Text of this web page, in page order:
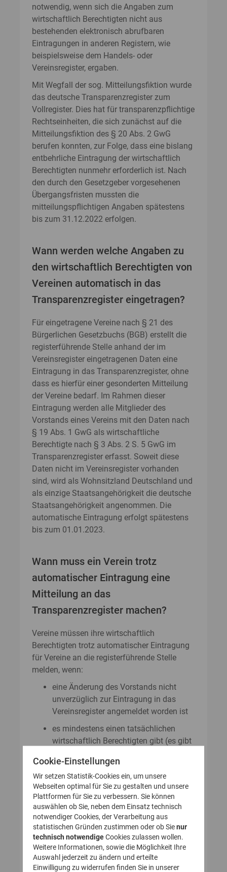
notwendig, wenn sich die Angaben zum
wirtschaftlich Berechtigten nicht aus
bestehenden elektronisch abrufbaren
Eintragungen in anderen Registern, wie
beispielsweise dem Handels- oder
Vereinsregister, ergaben.
Mit Wegfall der sog. Mitteilungsfiktion wurde
das deutsche Transparenzregister zum
Vollregister. Dies hat für transparenzpflichtige
Rechtseinheiten, die sich zunächst auf die
Mitteilungsfiktion des § 20 Abs. 2 GwG
berufen konnten, zur Folge, dass eine bislang
entbehrliche Eintragung der wirtschaftlich
Berechtigten nunmehr erforderlich ist. Nach
den durch den Gesetzgeber vorgesehenen
Übergangsfristen mussten die
mitteilungspflichtigen Angaben spätestens
bis zum 31.12.2022 erfolgen.
Wann werden welche Angaben zu
den wirtschaftlich Berechtigten von
Vereinen automatisch in das
Transparenzregister eingetragen?
Für eingetragene Vereine nach § 21 des
Bürgerlichen Gesetzbuchs (BGB) erstellt die
registerführende Stelle anhand der im
Vereinsregister eingetragenen Daten eine
Eintragung in das Transparenzregister, ohne
dass es hierfür einer gesonderten Mitteilung
der Vereine bedarf. Im Rahmen dieser
Eintragung werden alle Mitglieder des
Vorstands eines Vereins mit den Daten nach
§ 19 Abs. 1 GwG als wirtschaftliche
Berechtigte nach § 3 Abs. 2 S. 5 GwG im
Transparenzregister erfasst. Soweit diese
Daten nicht im Vereinsregister vorhanden
sind, wird als Wohnsitzland Deutschland und
als einzige Staatsangehörigkeit die deutsche
Staatsangehörigkeit angenommen. Die
automatische Eintragung erfolgt spätestens
bis zum 01.01.2023.
Wann muss ein Verein trotz
automatischer Eintragung eine
Mitteilung an das
Transparenzregister machen?
Vereine müssen ihre wirtschaftlich
Berechtigten trotz automatischer Eintragung
für Vereine an die registerführende Stelle
melden, wenn:
eine Änderung des Vorstands nicht
unverzüglich zur Eintragung in das
Vereinsregister angemeldet worden ist
es mindestens einen tatsächlichen
wirtschaftlich Berechtigten gibt (es gibt
Berechtigten, der nicht Vorstand des
Vereins, sonders aus anderen Gründen
wirtschaftlich berechtigt ist)
ein wirtschaftlich Berechtigter seinen
Wohnort außerhalb von Deutschland
hat
ein wirtschaftlich Berechtigter eine
andere als die deutsche
Cookie-Einstellungen
Wir setzen Statistik-Cookies ein, um unsere
Webseiten optimal für Sie zu gestalten und unsere
Plattformen für Sie zu verbessern. Sie können
auswählen ob Sie, neben dem Einsatz technisch
notwendiger Cookies, der Verarbeitung aus
statistischen Gründen zustimmen oder ob Sienur
technisch notwendigeCookies zulassen wollen.
Weitere Informationen, sowie die Möglichkeit Ihre
Auswahl jederzeit zu ändern und erteilte
Einwilligung zu widerrufen finden Sie in unserer